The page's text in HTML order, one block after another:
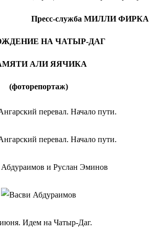
Пресс-служба МИЛЛИ ФИРКА
НА ЧАТЫР-ДАГ
АЛИ ЯЯЧИКА
(фоторепортаж)